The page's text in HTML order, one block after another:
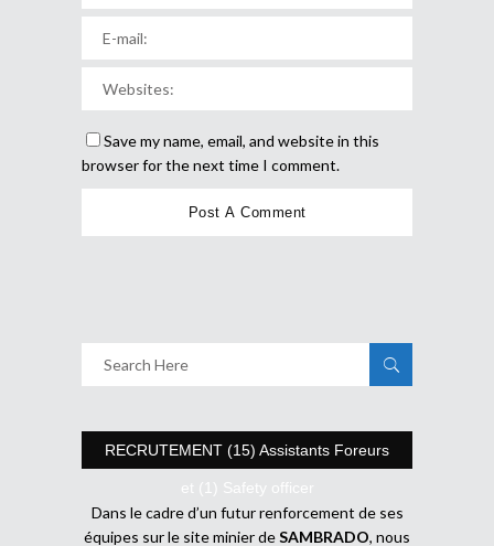
Save my name, email, and website in this
browser for the next time I comment.
RECRUTEMENT (15) Assistants Foreurs
et (1) Safety officer
Dans le cadre d’un futur renforcement de ses
équipes sur le site minier deSAMBRADO, nous